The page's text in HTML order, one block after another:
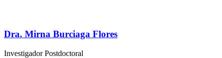
Dra. Mirna Burciaga Flores
Investigador Postdoctoral